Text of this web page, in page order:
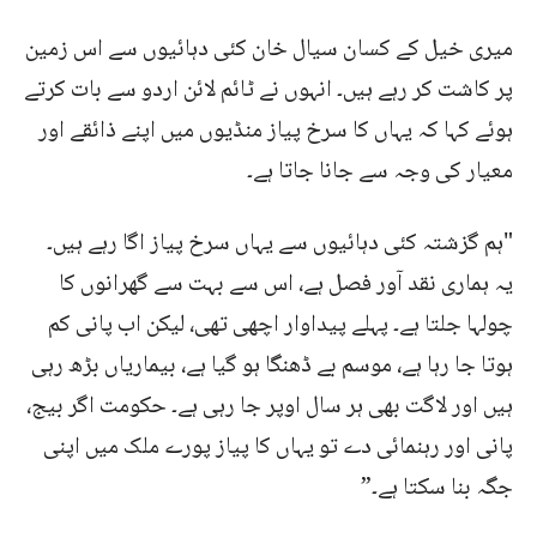
میری خیل کے کسان سیال خان کئی دہائیوں سے اس زمین
پر کاشت کر رہے ہیں۔ انہوں نے ٹائم لائن اردو سے بات کرتے
ہوئے کہا کہ یہاں کا سرخ پیاز منڈیوں میں اپنے ذائقے اور
معیار کی وجہ سے جانا جاتا ہے۔
"ہم گزشتہ کئی دہائیوں سے یہاں سرخ پیاز اگا رہے ہیں۔
یہ ہماری نقد آور فصل ہے، اس سے بہت سے گھرانوں کا
چولہا جلتا ہے۔ پہلے پیداوار اچھی تھی، لیکن اب پانی کم
ہوتا جا رہا ہے، موسم بے ڈھنگا ہو گیا ہے، بیماریاں بڑھ رہی
ہیں اور لاگت بھی ہر سال اوپر جا رہی ہے۔ حکومت اگر بیج،
پانی اور رہنمائی دے تو یہاں کا پیاز پورے ملک میں اپنی
جگہ بنا سکتا ہے۔”